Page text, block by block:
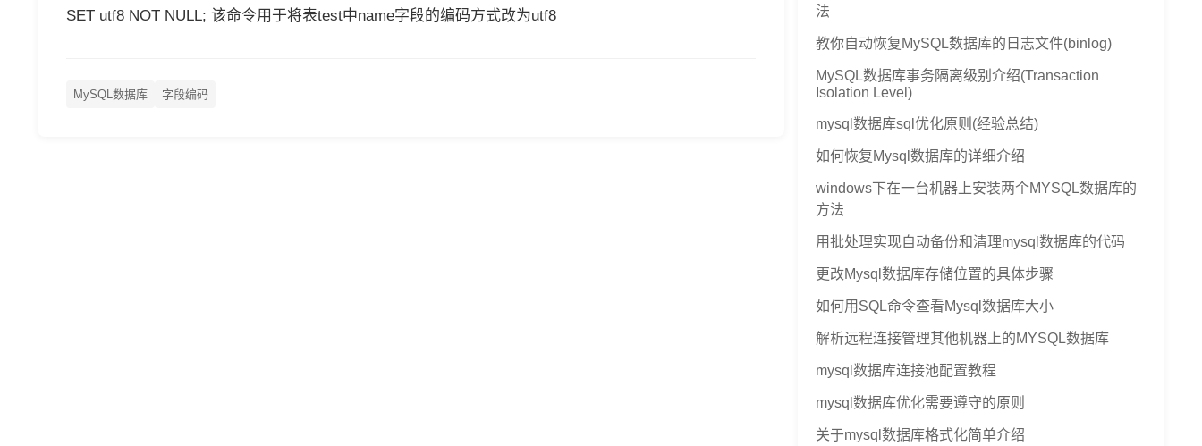
SET utf8 NOT NULL; 该命令用于将表test中name字段的编码方式改为utf8
MySQL数据库 字段编码
法
教你自动恢复MySQL数据库的日志文件(binlog)
MySQL数据库事务隔离级别介绍(Transaction
Isolation Level)
mysql数据库sql优化原则(经验总结)
如何恢复Mysql数据库的详细介绍
windows下在一台机器上安装两个MYSQL数据库的
方法
用批处理实现自动备份和清理mysql数据库的代码
更改Mysql数据库存储位置的具体步骤
如何用SQL命令查看Mysql数据库大小
解析远程连接管理其他机器上的MYSQL数据库
mysql数据库连接池配置教程
mysql数据库优化需要遵守的原则
关于mysql数据库格式化简单介绍